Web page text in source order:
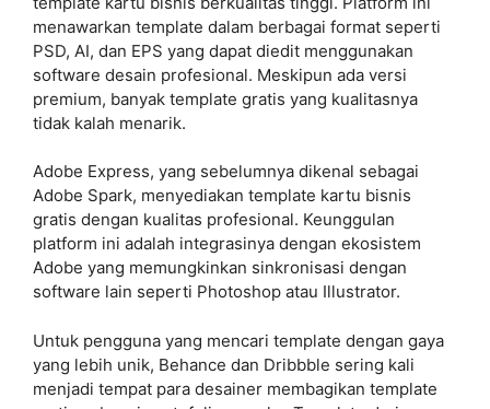
menawarkan template dalam berbagai format seperti
PSD, AI, dan EPS yang dapat diedit menggunakan
software desain profesional. Meskipun ada versi
premium, banyak template gratis yang kualitasnya
tidak kalah menarik.
Adobe Express, yang sebelumnya dikenal sebagai
Adobe Spark, menyediakan template kartu bisnis
gratis dengan kualitas profesional. Keunggulan
platform ini adalah integrasinya dengan ekosistem
Adobe yang memungkinkan sinkronisasi dengan
software lain seperti Photoshop atau Illustrator.
Untuk pengguna yang mencari template dengan gaya
yang lebih unik, Behance dan Dribbble sering kali
menjadi tempat para desainer membagikan template